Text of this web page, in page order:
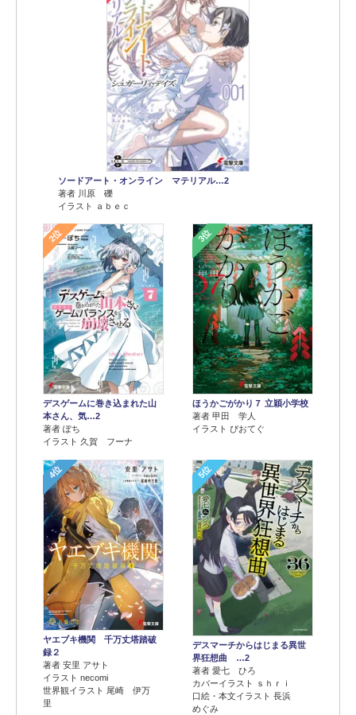
ソードアート・オンライン マテリアル…2
著者 川原 礫
イラスト ａｂｅｃ
2位
デスゲームに巻き込まれた山
本さん、気…2
著者 ぽち
イラスト 久賀 フーナ
3位
ほうかごがかり７ 立穎小学校
著者 甲田 学人
イラスト ぴおてぐ
4位
ヤエブキ機関 千万丈塔踏破
録２
著者 安里 アサト
イラスト necomi
世界観イラスト 尾崎 伊万
里
5位
デスマーチからはじまる異世
界狂想曲 …2
著者 愛七 ひろ
カバーイラスト ｓｈｒｉ
口絵・本文イラスト 長浜
めぐみ